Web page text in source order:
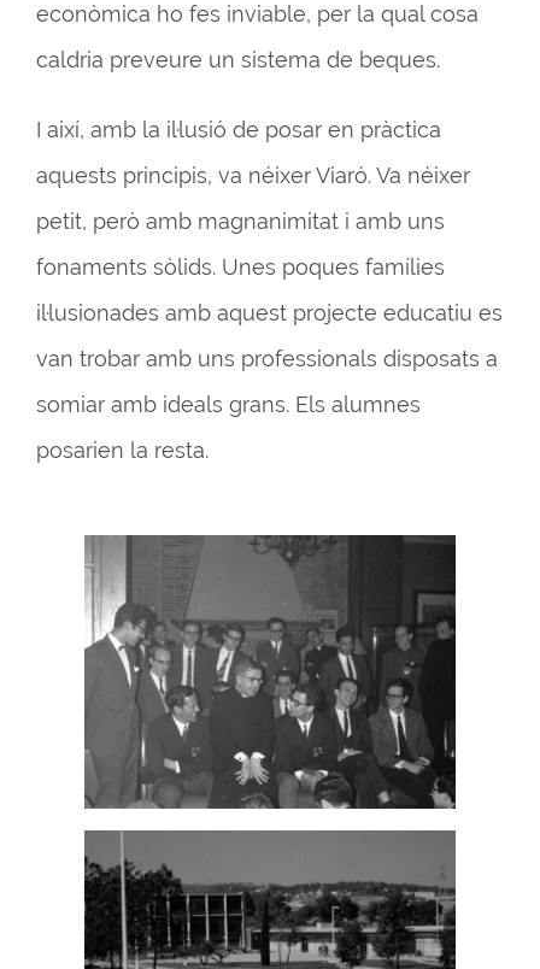
econòmica ho fes inviable, per la qual cosa
caldria preveure un sistema de beques.
I així, amb la il·lusió de posar en pràctica
aquests principis, va néixer Viaró. Va néixer
petit, però amb magnanimitat i amb uns
fonaments sòlids. Unes poques famílies
il·lusionades amb aquest projecte educatiu es
van trobar amb uns professionals disposats a
somiar amb ideals grans. Els alumnes
posarien la resta.